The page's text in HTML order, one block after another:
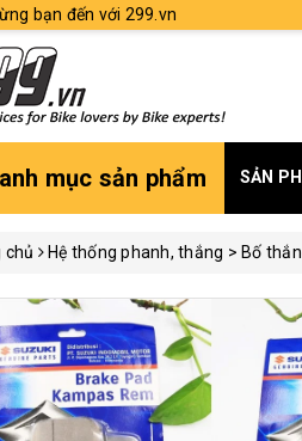
bạn đến với 299.vn
mục sản phẩm SẢN
chủ Hệ thống phanh, thắng > Bố